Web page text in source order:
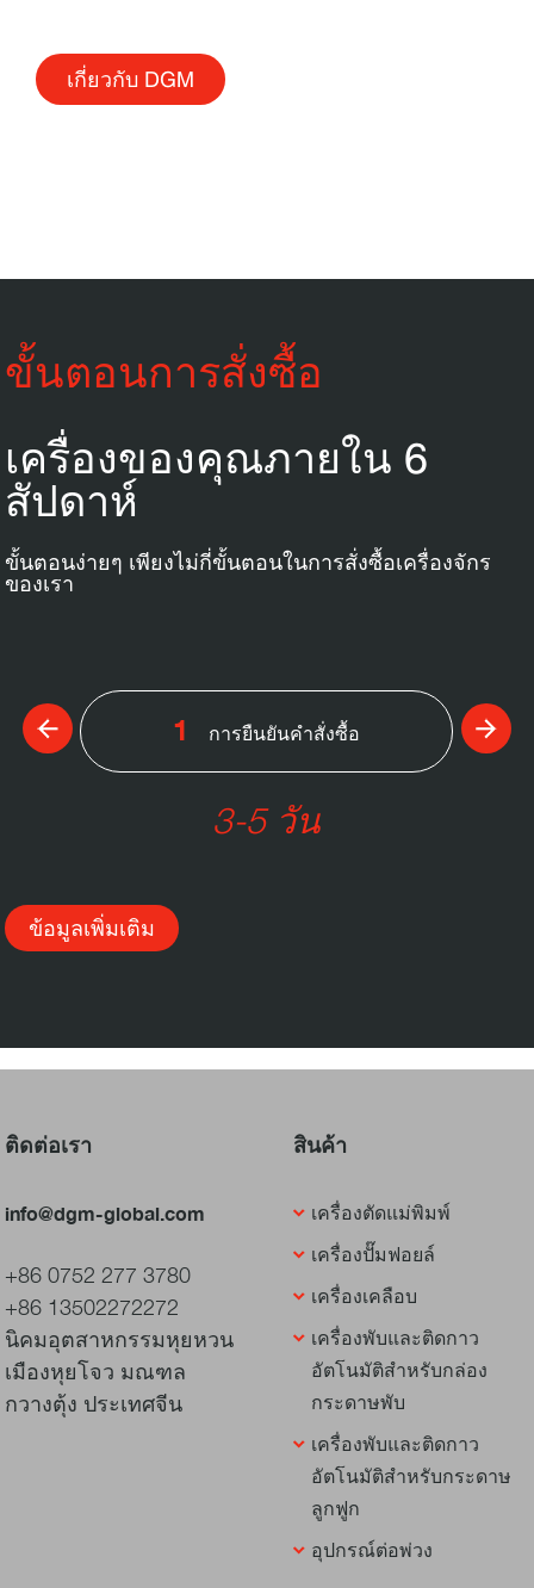
เกี่ยวกับ DGM
ขั้นตอนการสั่งซื้อ
เครื่องของคุณภายใน 6
สัปดาห์
ขั้นตอนง่ายๆ เพียงไม่กี่ขั้นตอนในการสั่งซื้อเครื่องจักร
ของเรา
ข้อมูลเพิ่มเติม
1 การยืนยันคำสั่งซื้อ
3-5 วัน
ติดต่อเรา
info@dgm-global.com
+86 0752 277 3780
+86 13502272272
นิคมอุตสาหกรรมหุยหวน
เมืองหุยโจว มณฑล
กวางตุ้ง ประเทศจีน
สินค้า
เครื่องตัดแม่พิมพ์
เครื่องปั๊มฟอยล์
เครื่องเคลือบ
เครื่องพับและติดกาว
อัตโนมัติสำหรับกล่อง
กระดาษพับ
เครื่องพับและติดกาว
อัตโนมัติสำหรับกระดาษ
ลูกฟูก
อุปกรณ์ต่อพ่วง